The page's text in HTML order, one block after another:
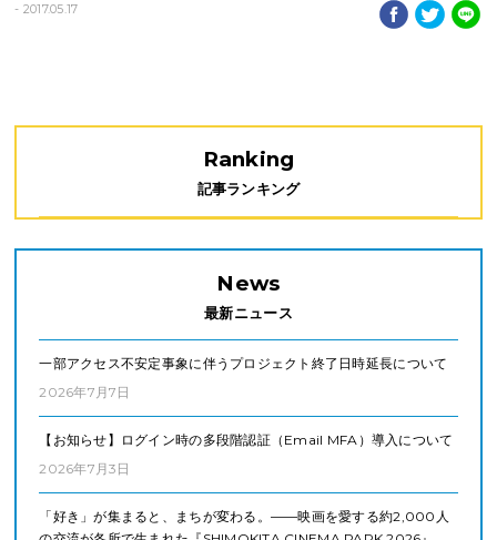
- 2017.05.17
Ranking
記事ランキング
News
最新ニュース
一部アクセス不安定事象に伴うプロジェクト終了日時延長について
2026年7月7日
【お知らせ】ログイン時の多段階認証（Email MFA）導入について
2026年7月3日
「好き」が集まると、まちが変わる。——映画を愛する約2,000人